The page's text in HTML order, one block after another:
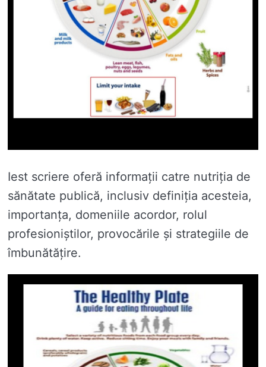
Iest scriere oferă informații catre nutriția de
sănătate publică, inclusiv definiția acesteia,
importanța, domeniile acordor, rolul
profesioniștilor, provocările și strategiile de
îmbunătățire.